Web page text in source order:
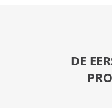
DE